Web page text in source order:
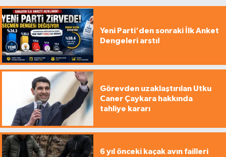
Yeni Parti'den sonraki İlk Anket
Dengeleri arstı!
Görevden uzaklaştırılan Utku
Caner Çaykara hakkında
tahliye kararı
6 yıl önceki kaçak avın failleri